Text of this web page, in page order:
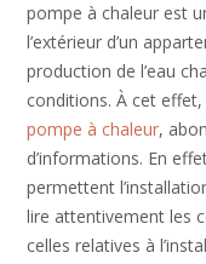
pompe à chaleur est
l’extérieur d’un
production de l’eau
conditions. À cet
pompe à chaleur,
d’informations. En
permettent
lire attentivement les
celles relatives à